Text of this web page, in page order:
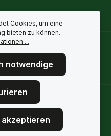
Cookies, um eine
bieten zu können.
...
notwendige